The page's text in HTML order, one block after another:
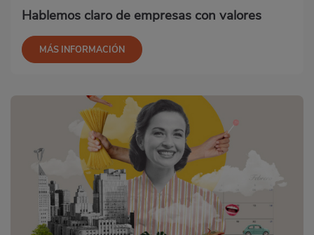
Hablemos claro de empresas con valores
MÁS INFORMACIÓN